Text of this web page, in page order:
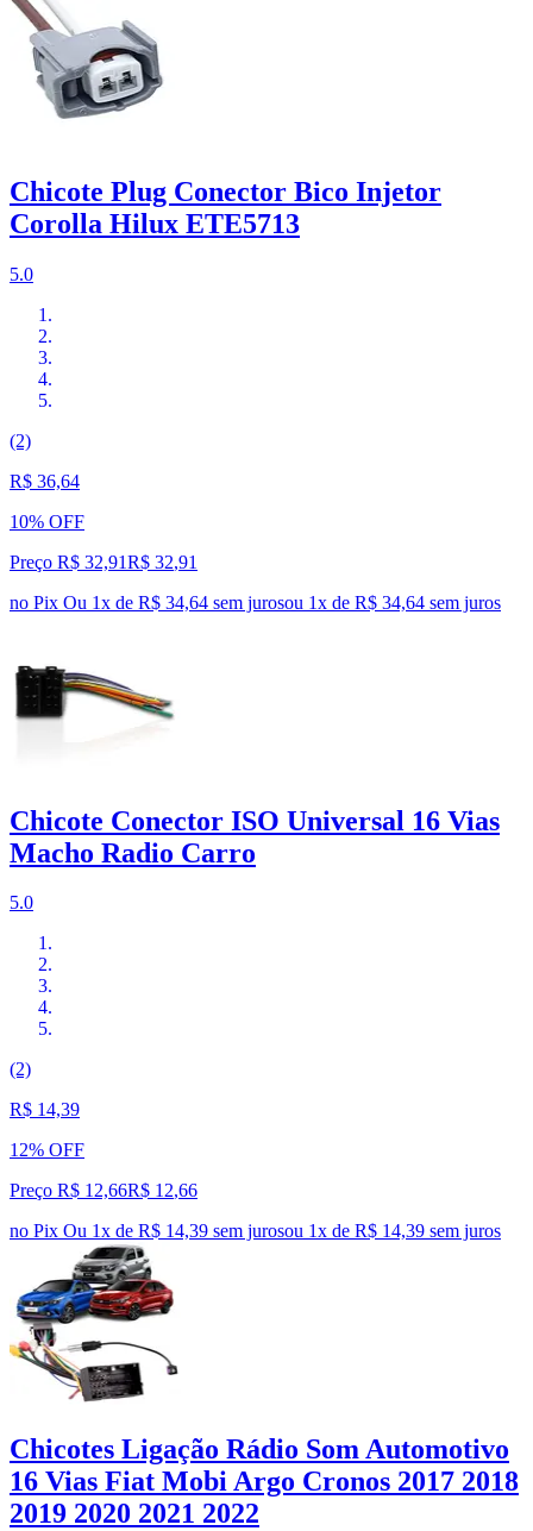
Chicote Plug Conector Bico Injetor
Corolla Hilux ETE5713
5.0
(2)
R$ 36,64
10% OFF
Preço R$ 32,91R$ 32,91
no Pix Ou 1x de R$ 34,64 sem jurosou 1x de R$ 34,64 sem juros
Chicote Conector ISO Universal 16 Vias
Macho Radio Carro
5.0
(2)
R$ 14,39
12% OFF
Preço R$ 12,66R$ 12,66
no Pix Ou 1x de R$ 14,39 sem jurosou 1x de R$ 14,39 sem juros
Chicotes Ligação Rádio Som Automotivo
16 Vias Fiat Mobi Argo Cronos 2017 2018
2019 2020 2021 2022